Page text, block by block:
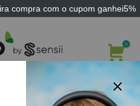
compra com o cupom ganhei5%